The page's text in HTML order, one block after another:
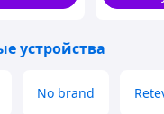
устройства
No brand